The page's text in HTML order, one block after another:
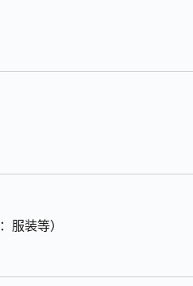
服装等）